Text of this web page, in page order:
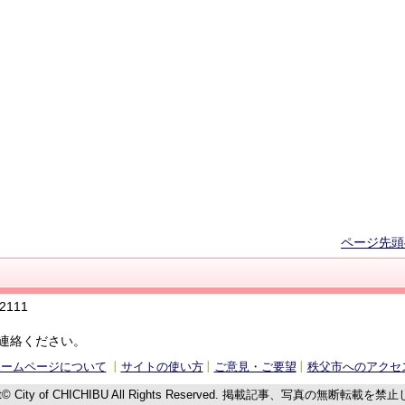
ページ先
ください。
ムページについて サイトの使い方 ご意見・ご要望 秩父市へのアクセ
City of CHICHIBU All Rights Reserved. 掲載記事、写真の無断転載を禁